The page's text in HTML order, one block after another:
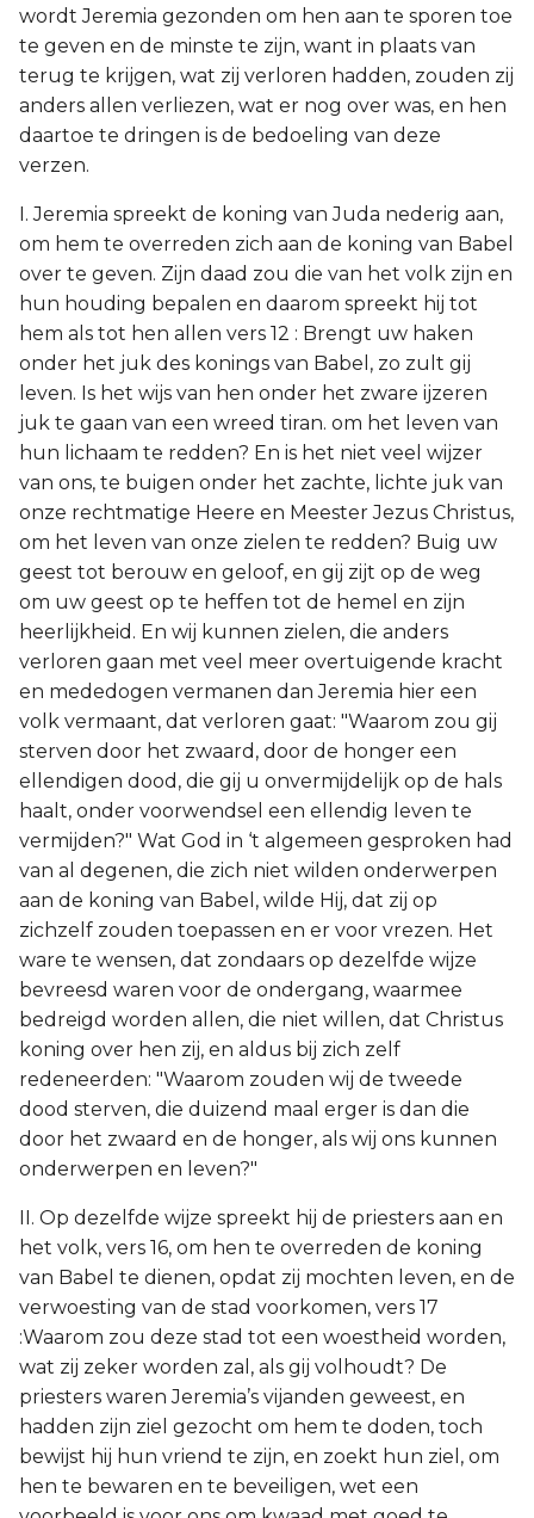
wordt Jeremia gezonden om hen aan te sporen toe
te geven en de minste te zijn, want in plaats van
terug te krijgen, wat zij verloren hadden, zouden zij
anders allen verliezen, wat er nog over was, en hen
daartoe te dringen is de bedoeling van deze
verzen.
I. Jeremia spreekt de koning van Juda nederig aan,
om hem te overreden zich aan de koning van Babel
over te geven. Zijn daad zou die van het volk zijn en
hun houding bepalen en daarom spreekt hij tot
hem als tot hen allen vers 12 : Brengt uw haken
onder het juk des konings van Babel, zo zult gij
leven. Is het wijs van hen onder het zware ijzeren
juk te gaan van een wreed tiran. om het leven van
hun lichaam te redden? En is het niet veel wijzer
van ons, te buigen onder het zachte, lichte juk van
onze rechtmatige Heere en Meester Jezus Christus,
om het leven van onze zielen te redden? Buig uw
geest tot berouw en geloof, en gij zijt op de weg
om uw geest op te heffen tot de hemel en zijn
heerlijkheid. En wij kunnen zielen, die anders
verloren gaan met veel meer overtuigende kracht
en mededogen vermanen dan Jeremia hier een
volk vermaant, dat verloren gaat: "Waarom zou gij
sterven door het zwaard, door de honger een
ellendigen dood, die gij u onvermijdelijk op de hals
haalt, onder voorwendsel een ellendig leven te
vermijden?" Wat God in ‘t algemeen gesproken had
van al degenen, die zich niet wilden onderwerpen
aan de koning van Babel, wilde Hij, dat zij op
zichzelf zouden toepassen en er voor vrezen. Het
ware te wensen, dat zondaars op dezelfde wijze
bevreesd waren voor de ondergang, waarmee
bedreigd worden allen, die niet willen, dat Christus
koning over hen zij, en aldus bij zich zelf
redeneerden: "Waarom zouden wij de tweede
dood sterven, die duizend maal erger is dan die
door het zwaard en de honger, als wij ons kunnen
onderwerpen en leven?"
II. Op dezelfde wijze spreekt hij de priesters aan en
het volk, vers 16, om hen te overreden de koning
van Babel te dienen, opdat zij mochten leven, en de
verwoesting van de stad voorkomen, vers 17
:Waarom zou deze stad tot een woestheid worden,
wat zij zeker worden zal, als gij volhoudt? De
priesters waren Jeremia’s vijanden geweest, en
hadden zijn ziel gezocht om hem te doden, toch
bewijst hij hun vriend te zijn, en zoekt hun ziel, om
hen te bewaren en te beveiligen, wet een